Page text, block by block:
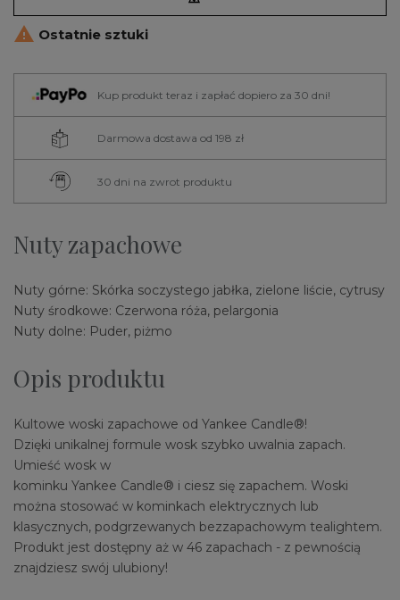
 Ostatnie sztuki
Kup produkt teraz i zapłać dopiero za 30 dni!
Darmowa dostawa od 198 zł
30 dni na zwrot produktu
Nuty zapachowe
Nuty górne: Skórka soczystego jabłka, zielone liście, cytrusy
Nuty środkowe: Czerwona róża, pelargonia
Nuty dolne: Puder, piżmo
Opis produktu
Kultowe woski zapachowe od Yankee Candle®!
Dzięki unikalnej formule wosk szybko uwalnia zapach.
Umieść wosk w
kominku Yankee Candle® i ciesz się zapachem. Woski
można stosować w kominkach elektrycznych lub
klasycznych, podgrzewanych bezzapachowym tealightem.
Produkt jest dostępny aż w 46 zapachach - z pewnością
znajdziesz swój ulubiony!